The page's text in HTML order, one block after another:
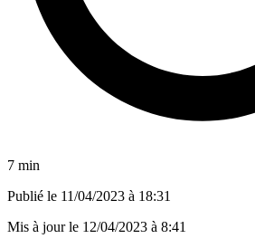
7 min
Publié le 11/04/2023 à 18:31
Mis à jour le 12/04/2023 à 8:41